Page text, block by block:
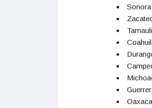
Sonora
Oaxaca